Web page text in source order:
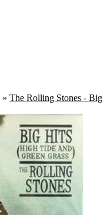
» The Rolling Stones - Big